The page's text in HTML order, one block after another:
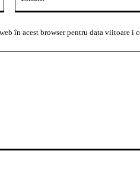
în acest browser pentru data viitoare i